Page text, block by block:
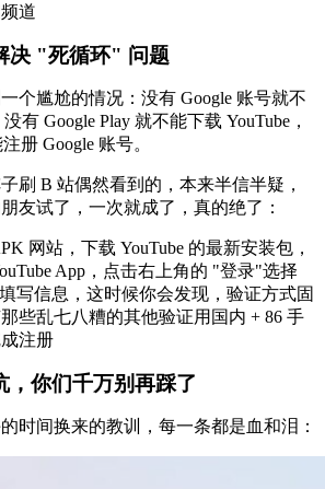
道
决 "死循环" 问题
个尴尬的情况：没有 Google 账号就不
有 Google Play 就不能下载 YouTube，
册 Google 账号。
刷 B 站偶然看到的，本来半信半疑，
友试了，一次就成了，真的绝了：
网站，下载 YouTube 的最新安装包，
App，点击右上角的 "登录"选择
写信息，这时候你会发现，验证方式固
些乱七八糟的其他验证用国内 + 86 手
注册
，你们千万别再踩了
时间换来的教训，每一条都是血和泪：